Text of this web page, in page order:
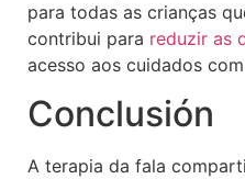
para todas as crianças
contribui para reduzir as
acesso aos cuidados
Conclusión
A terapia da fala